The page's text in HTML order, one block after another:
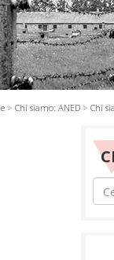
> Chi siamo: ANED > Chi